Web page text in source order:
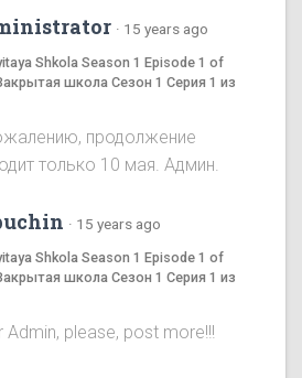
· 15 years ago
Shkola Season 1 Episode 1 of
школа Сезон 1 Серия 1 из
продолжение
только 10 мая. Админ.
· 15 years ago
Shkola Season 1 Episode 1 of
школа Сезон 1 Серия 1 из
Admin, please, post more!!!